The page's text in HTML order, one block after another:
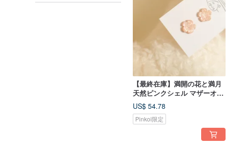
【最終在庫】満開の花と満月
天然ピンクシェル マザーオブ
パール 全925スターリングシ
ルバーピアス／イヤリング
US$ 54.78
Pinkoi限定